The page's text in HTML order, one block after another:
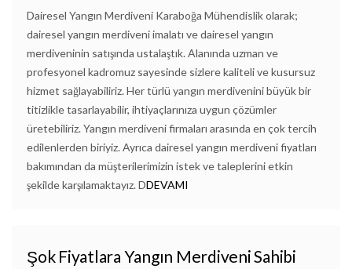
Dairesel Yangın Merdiveni Karaboğa Mühendislik olarak;
dairesel yangın merdiveni imalatı ve dairesel yangın
merdiveninin satışında ustalaştık. Alanında uzman ve
profesyonel kadromuz sayesinde sizlere kaliteli ve kusursuz
hizmet sağlayabiliriz. Her türlü yangın merdivenini büyük bir
titizlikle tasarlayabilir, ihtiyaçlarınıza uygun çözümler
üretebiliriz. Yangın merdiveni firmaları arasında en çok tercih
edilenlerden biriyiz. Ayrıca dairesel yangın merdiveni fiyatları
bakımından da müşterilerimizin istek ve taleplerini etkin
şekilde karşılamaktayız. DDEVAMI
Şok Fiyatlara Yangın Merdiveni Sahibi